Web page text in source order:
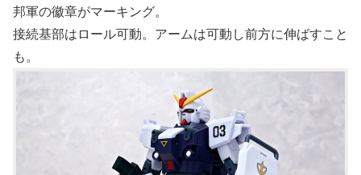
邦軍の徽章がマーキング。
接続基部はロール可動。アームは可動し前方に伸ばすこと
も。